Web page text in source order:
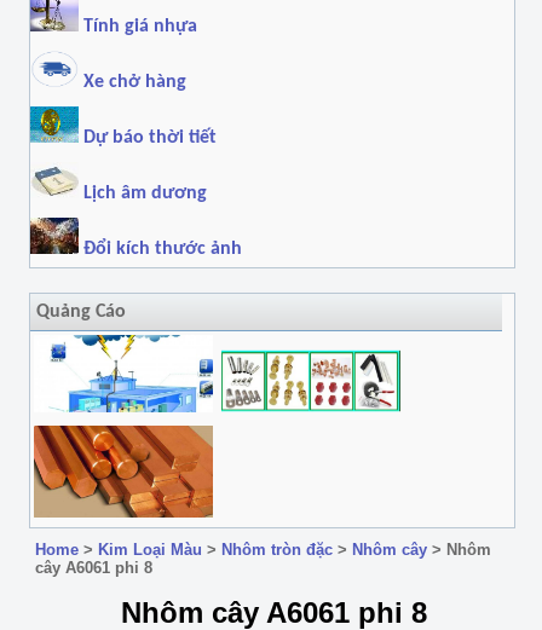
Tính giá nhựa
Xe chở hàng
Dự báo thời tiết
Lịch âm dương
Đổi kích thước ảnh
Quảng Cáo
Home > Kim Loại Màu > Nhôm tròn đặc > Nhôm cây > Nhôm
cây A6061 phi 8
Nhôm cây A6061 phi 8